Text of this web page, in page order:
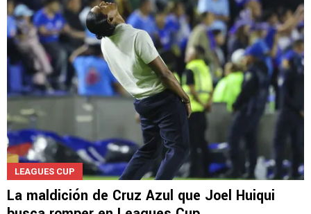
LEAGUES CUP
La maldición de Cruz Azul que Joel Huiqui